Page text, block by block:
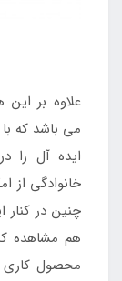
علاوه بر
می باشد که
ایده آل را
خانوادگی از
چنین در کنار
هم مشاهده
محصول کاری